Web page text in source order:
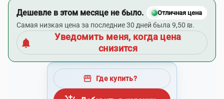
Дешевле в этом месяце не было. Отличная цена
Самая низкая цена за последние 30 дней была 9,50 ₪.
notifications
Уведомить меня, когда цена
снизится
storefront Где купить?